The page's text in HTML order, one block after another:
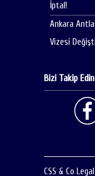
İptal!
Ankara
Vizesi Değişti
Bizi Takip Edin
CSS & Co